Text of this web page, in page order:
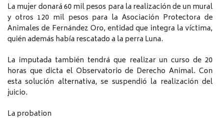
La mujer donará 60 mil pesos para la realización de un mural
y otros 120 mil pesos para la Asociación Protectora de
Animales de Fernández Oro, entidad que integra la víctima,
quién además había rescatado a la perra Luna.
La imputada también tendrá que realizar un curso de 20
horas que dicta el Observatorio de Derecho Animal. Con
esta solución alternativa, se suspendió la realización del
juicio.
La probation